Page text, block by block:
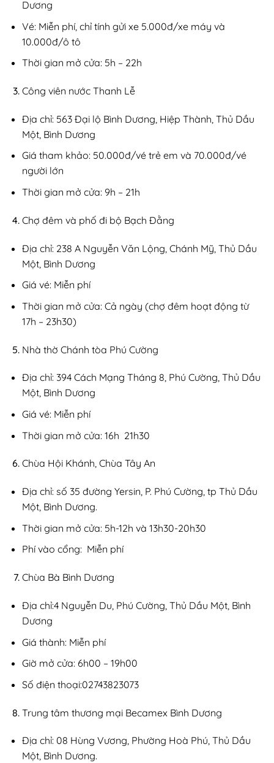
Dương
Vé: Miễn phí, chỉ tính gửi xe 5.000đ/xe máy và
10.000đ/ô tô
Thời gian mở cửa: 5h – 22h
Công viên nước Thanh Lễ
Địa chỉ: 563 Đại lộ Bình Dương, Hiệp Thành, Thủ Dầu
Một, Bình Dương
Giá tham khảo: 50.000đ/vé trẻ em và 70.000đ/vé
người lớn
Thời gian mở cửa: 9h – 21h
Chợ đêm và phố đi bộ Bạch Đằng
Địa chỉ: 238 A Nguyễn Văn Lộng, Chánh Mỹ, Thủ Dầu
Một, Bình Dương
Giá vé: Miễn phí
Thời gian mở cửa: Cả ngày (chợ đêm hoạt động từ
17h – 23h30)
Nhà thờ Chánh tòa Phú Cường
Địa chỉ: 394 Cách Mạng Tháng 8, Phú Cường, Thủ Dầu
Một, Bình Dương
Giá vé: Miễn phí
Thời gian mở cửa: 16h 21h30
Chùa Hội Khánh, Chùa Tây An
Địa chỉ: số 35 đường Yersin, P. Phú Cường, tp Thủ Dầu
Một, Bình Dương.
Thời gian mở cửa: 5h-12h và 13h30-20h30
Phí vào cổng: Miễn phí
Chùa Bà Bình Dương
Địa chỉ:4 Nguyễn Du, Phú Cường, Thủ Dầu Một, Bình
Dương
Giá thành: Miễn phí
Giờ mở cửa: 6h00 – 19h00
Số điện thoại:02743823073
Trung tâm thương mại Becamex Bình Dương
Địa chỉ: 08 Hùng Vương, Phường Hoà Phú, Thủ Dầu
Một, Bình Dương.